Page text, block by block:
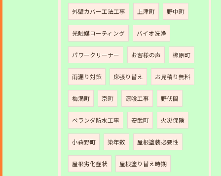
外壁カバー工法工事 上津町 野中町
光触媒コーティング バイオ洗浄
パワークリーナー お客様の声 櫛原町
雨漏り対策 床張り替え お見積り無料
梅満町 京町 漆喰工事 野伏間
ベランダ防水工事 安武町 火災保険
小森野町 築年数 屋根塗装必要性
屋根劣化症状 屋根塗り替え時期